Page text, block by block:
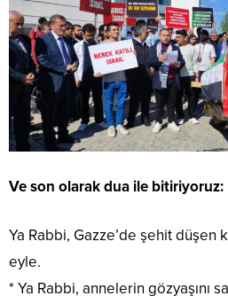
Ve son olarak dua ile bitiriyoruz:
Ya Rabbi, Gazze’de şehit
eyle.
* Ya Rabbi, annelerin gözyaşını